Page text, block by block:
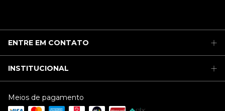
ENTRE EM CONTATO
INSTITUCIONAL
Meios de pagamento